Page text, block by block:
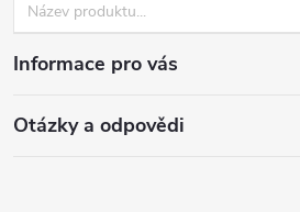
Informace pro vás
Otázky a odpovědi